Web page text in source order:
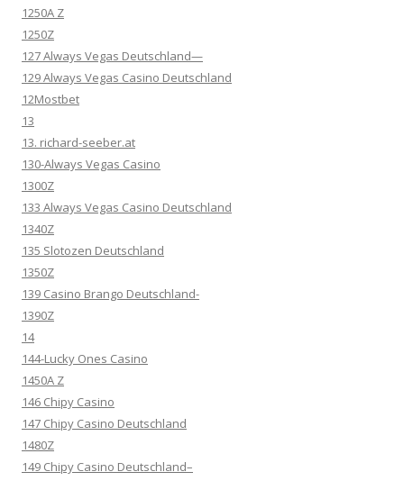
1250A Z
1250Z
127 Always Vegas Deutschland—
129 Always Vegas Casino Deutschland
12Mostbet
13
13. richard-seeber.at
130-Always Vegas Casino
1300Z
133 Always Vegas Casino Deutschland
1340Z
135 Slotozen Deutschland
1350Z
139 Casino Brango Deutschland-
1390Z
14
144-Lucky Ones Casino
1450A Z
146 Chipy Casino
147 Chipy Casino Deutschland
1480Z
149 Chipy Casino Deutschland–